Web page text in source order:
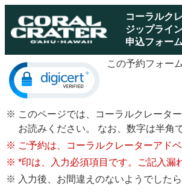
コーラルク
ジップライ
申込フォーム
この予約フォー
※ このページでは、コーラルクレータ
お読みください。 なお、数字は半角
※ ご予約は、コーラルクレーターアド
※ *印は、入力必須項目です。ご記入漏
※ 入力後、お間違えのないようでした